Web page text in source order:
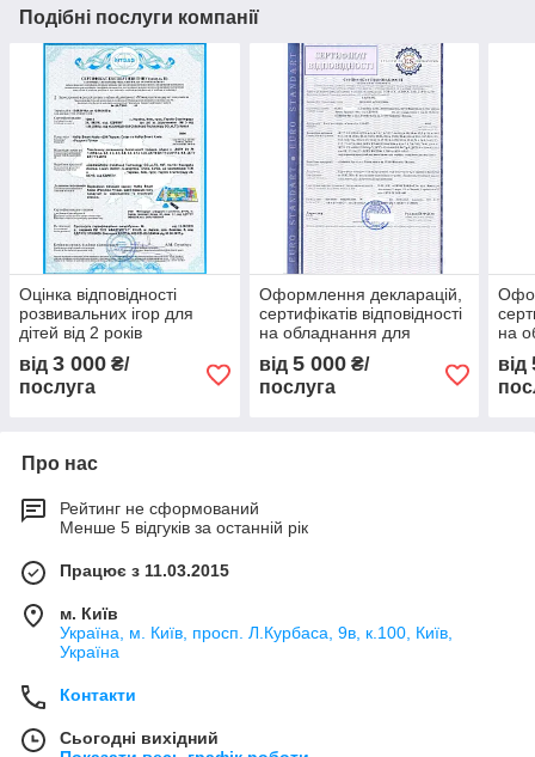
Подібні послуги компанії
Оцінка відповідності
розвивальних ігор для
дітей від 2 років
від 3 000 ₴/
послуга
Оформлення декларацій,
сертифікатів відповідності
на обладнання для
від 5 000₴/
послуга
на
від
Про нас
Рейтинг не сформований
Менше 5 відгуків за останній рік
Працює з 11.03.2015
м. Київ
Україна, м. Київ, просп. Л.Курбаса, 9в, к.100, Київ,
Україна
Контакти
Сьогодні вихідний